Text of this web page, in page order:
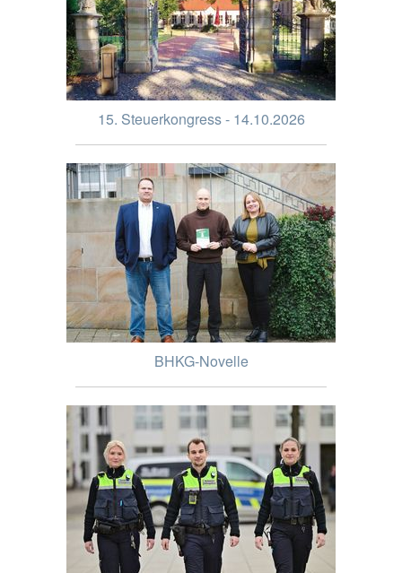
15. Steuerkongress - 14.10.2026
BHKG-Novelle